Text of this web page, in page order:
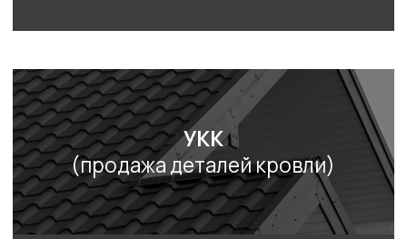
ЧТО БУДЕТ СДЕЛАНО
У ВАС В ПЕРВЫЕ НЕДЕЛИ: